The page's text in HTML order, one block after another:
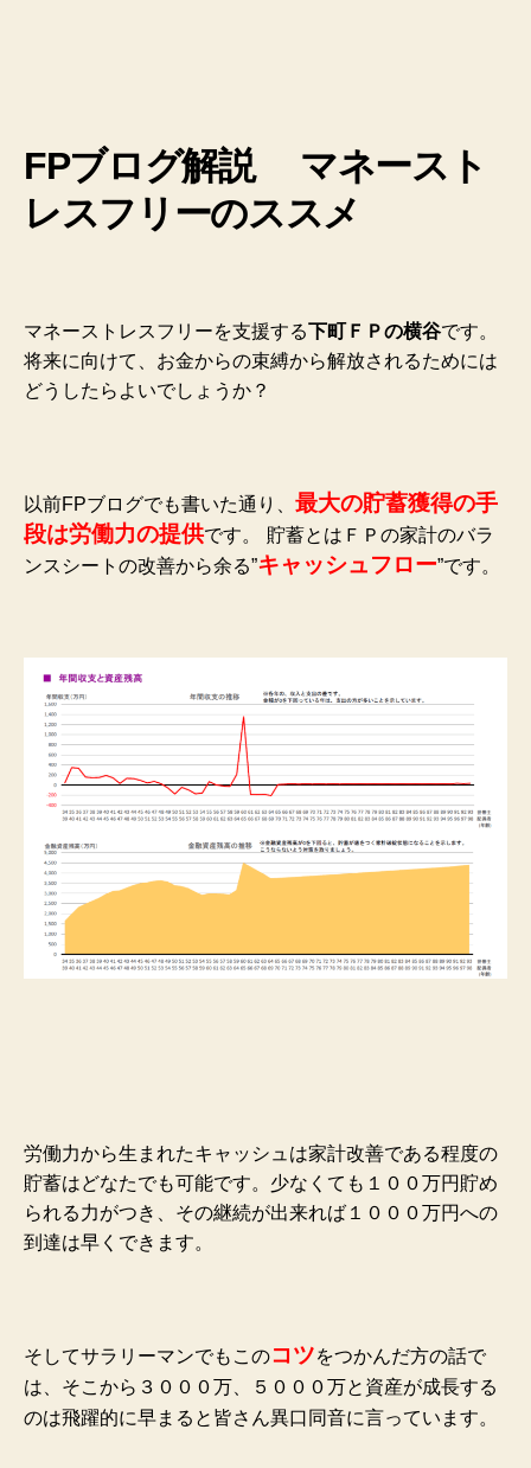
FPブログ解説 マネースト
レスフリーのススメ
マネーストレスフリーを支援する 下町ＦＰの横谷です。
将来に向けて、お金からの束縛から解放されるためには
どうしたらよいでしょうか？
以前FPブログでも書いた通り、 最大の貯蓄獲得の手
段は労働力の提供です。
貯蓄とはＦＰの家計のバラ
ンスシートの改善から余る”キャッシュフロー”です。
労働力から生まれたキャッシュは家計改善である程度の
貯蓄はどなたでも可能です。少なくても１００万円貯め
られる力がつき、その継続が出来れば１０００万円への
到達は早くできます。
そしてサラリーマンでもこのコツをつかんだ方の話で
は、そこから３０００万、５０００万と資産が成長する
のは飛躍的に早まると皆さん異口同音に言っています。